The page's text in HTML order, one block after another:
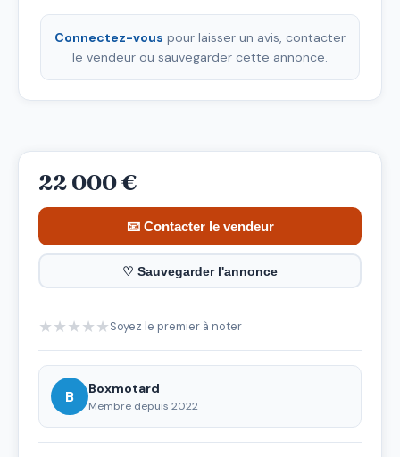
Connectez-vous pour laisser un avis, contacter
le vendeur ou sauvegarder cette annonce.
22 000 €
📧 Contacter le vendeur
♡ Sauvegarder l'annonce
★★★★★Soyez le premier à noter
B Boxmotard
Membre depuis 2022